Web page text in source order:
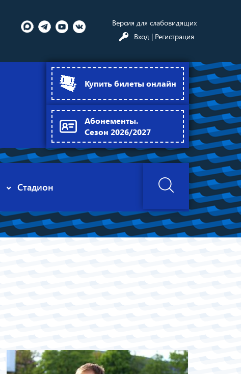
Версия для слабовидящих
Вход | Регистрация
Купить билеты онлайн
Абонементы.
Сезон 2026/2027
Стадион